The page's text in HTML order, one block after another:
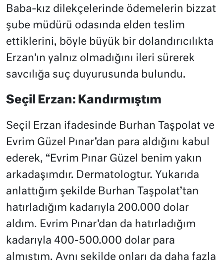
Baba-kız dilekçelerinde ödemelerin bizzat
şube müdürü odasında elden teslim
ettiklerini, böyle büyük bir dolandırıcılıkta
Erzan’ın yalnız olmadığını ileri sürerek
savcılığa suç duyurusunda bulundu.
Seçil Erzan: Kandırmıştım
Seçil Erzan ifadesinde Burhan Taşpolat ve
Evrim Güzel Pınar’dan para aldığını kabul
ederek, “Evrim Pınar Güzel benim yakın
arkadaşımdır. Dermatologtur. Yukarıda
anlattığım şekilde Burhan Taşpolat’tan
hatırladığım kadarıyla 200.000 dolar
aldım. Evrim Pınar’dan da hatırladığım
kadarıyla 400-500.000 dolar para
almıştım. Aynı şekilde onları da daha fazla